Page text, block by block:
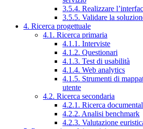
3.5.4. Realizzare
3.5.5. Validare la
4. Ricerca progettuale
4.1. Ricerca primaria
4.1.1. Interviste
4.1.2. Questionari
4.1.3. Test di usabilità
4.1.4. Web analytics
4.1.5. Strumenti di
utente
4.2. Ricerca secondaria
4.2.1. Ricerca
4.2.2. Analisi benchmark
4.2.3. Valutazione